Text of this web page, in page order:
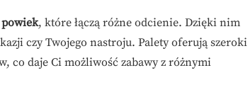
, które łączą różne odcienie. Dzięki nim
czy Twojego nastroju. Palety oferują szeroki
daje Ci możliwość zabawy z różnymi